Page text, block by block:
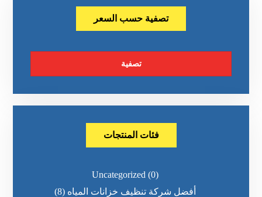
تصفية حسب السعر
تصفية
فئات المنتجات
Uncategorized (0)
أفضل شركة تنظيف خزانات المياه (8)